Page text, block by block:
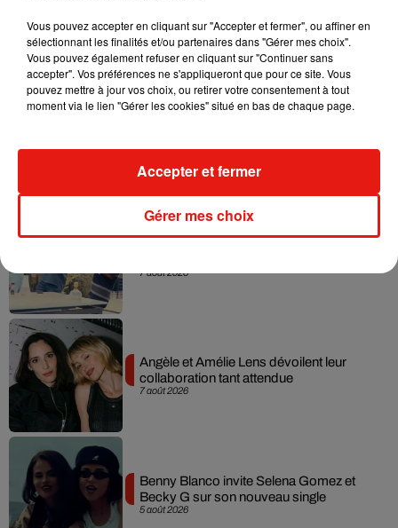
dans son nouveau clip
7 août 2026
7 août 2026
Angèle et Amélie Lens dévoilent leur
collaboration tant attendue
5 août 2026
Benny Blanco invite Selena Gomez et
Becky G sur son nouveau single
Vous pouvez accepter en cliquant sur "Accepter et fermer", ou affiner en
sélectionnant les finalités et/ou partenaires dans "Gérer mes choix".
Vous pouvez également refuser en cliquant sur "Continuer sans
accepter". Vos préférences ne s'appliqueront que pour ce site. Vous
pouvez mettre à jour vos choix, ou retirer votre consentement à tout
moment via le lien "Gérer les cookies" situé en bas de chaque page.
Gérer mes choix
Accepter et fermer